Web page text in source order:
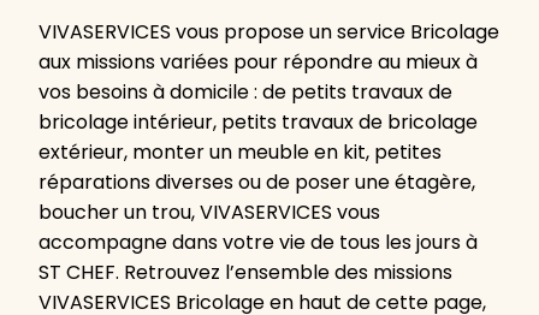
VIVASERVICES vous propose un service Bricolage
aux missions variées pour répondre au mieux à
vos besoins à domicile : de petits travaux de
bricolage intérieur, petits travaux de bricolage
extérieur, monter un meuble en kit, petites
réparations diverses ou de poser une étagère,
boucher un trou, VIVASERVICES vous
accompagne dans votre vie de tous les jours à
ST CHEF. Retrouvez l’ensemble des missions
VIVASERVICES Bricolage en haut de cette page,